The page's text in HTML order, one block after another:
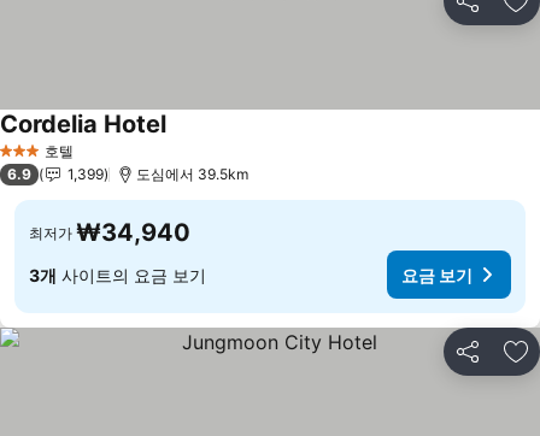
공유 즐
3 성급 호텔
Cordelia Hotel
6.9 1,399 도심에서 39.5km
최저가 ₩34,940
3개 사이트의 요금 보기 요금 보기
공유 즐